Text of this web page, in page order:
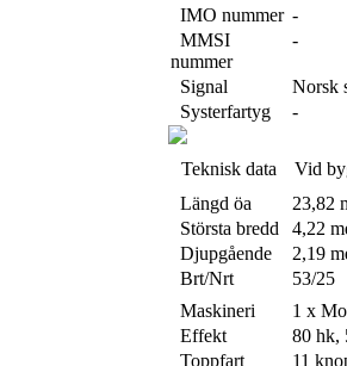
IMO nummer -
MMSI
nummer
-
Signal
Norsk
Systerfartyg
-
Teknisk data Vid
Längd öa
23,82
Största bredd
4,22
Djupgående
2,19
Brt/Nrt
53/25
Maskineri
1 x
Effekt
80 hk,
Toppfart
11